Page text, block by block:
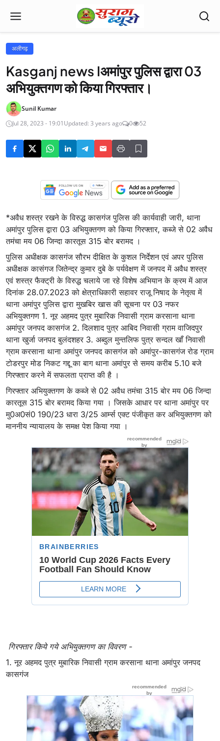
अलीगढ़
Kasganj news Iअमांपुर पुलिस द्वारा 03
अभियुक्तगण को किया गिरफ्तार।
Sunil Kumar
Jul 28, 2023 - 19:01Updated: 3 years ago 0 52
*अवैध शस्त्र रखने के विरुद्ध कासगंज पुलिस की कार्यवाही जारी, थाना
अमांपुर पुलिस द्वारा 03 अभियुक्तगण को किया गिरफ्तार, कब्जे से 02 अवैध
तमंचा मय 06 जिन्दा कारतूस 315 बोर बरामद ।
पुलिस अधीक्षक कासगंज सौरभ दीक्षित के कुशल निर्देशन एवं अपर पुलिस
अधीक्षक कासंगज जितेन्द्र कुमार दुबे के पर्यवेक्षण में जनपद में अवैध शस्त्र
एवं शस्त्र फैक्ट्री के विरुद्ध चलाये जा रहे विशेष अभियान के क्रम में आज
दिनांक 28.07.2023 को क्षेत्राधिकारी सहावर राजू निषाद के नेतृत्व में
थाना अमांपुर पुलिस द्वारा मुखबिर खास की सूचना पर 03 नफर
अभियुक्तगण 1. नूर अहमद पुत्र मुबारिक निवासी ग्राम करसाना थाना
अमांपुर जनपद कासगंज 2. दिलशाद पुत्र आबिद निवासी ग्राम वाजिदपुर
थाना खुर्जा जनपद बुलंदशहर 3. अब्दुल मुन्तलिफ पुत्र सन्दल खाँ निवासी
ग्राम करसाना थाना अमांपुर जनपद कासगंज को अमांपुर-कासगंज रोड ग्राम
टोडरपुर मोड निकट गद्दू का बाग थाना अमांपुर से समय करीब 5.10 बजे
गिरफ्तार करने में सफलता प्राप्त की है ।
गिरफ्तार अभियुक्तगण के कब्जे से 02 अवैध तमंचा 315 बोर मय 06 जिन्दा
कारतूस 315 बोर बरामद किया गया । जिसके आधार पर थाना अमांपुर पर
मु0अ0सं0 190/23 धारा 3/25 आर्म्स एक्ट पंजीकृत कर अभियुक्तगण को
माननीय न्यायालय के समक्ष पेश किया गया ।
गिरफ्तार किये गये अभियुक्तगण का विवरण -
1. नूर अहमद पुत्र मुबारिक निवासी ग्राम करसाना थाना अमांपुर जनपद
कासगंज